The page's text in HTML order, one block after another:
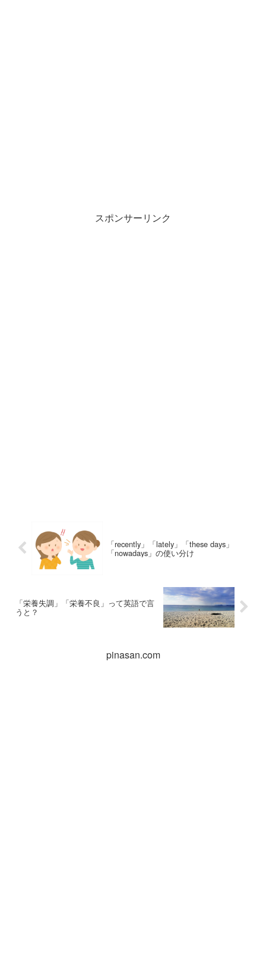
スポンサーリンク
「recently」「lately」「these days」
「nowadays」の使い分け
「栄養失調」「栄養不良」って英語で言
うと？
pinasan.com